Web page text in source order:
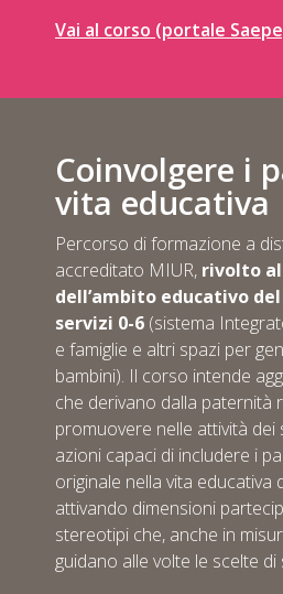
Vai al corso (portale
Coinvolgere i
vita educativa
Percorso di formazione a
accreditato MIUR, rivolto
dell’ambito educativo
servizi 0-6 (sistema
e famiglie e altri spazi per
bambini). Il corso intende
che derivano dalla paternità
promuovere nelle attività dei
azioni capaci di includere i
originale nella vita educativa
attivando dimensioni
stereotipi che, anche in
guidano alle volte le scelte di